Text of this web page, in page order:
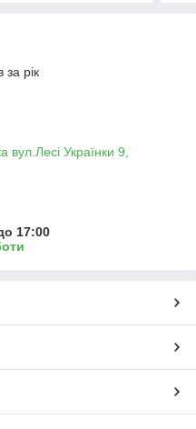
за рік
вул.Лесі Українки 9,
17:00